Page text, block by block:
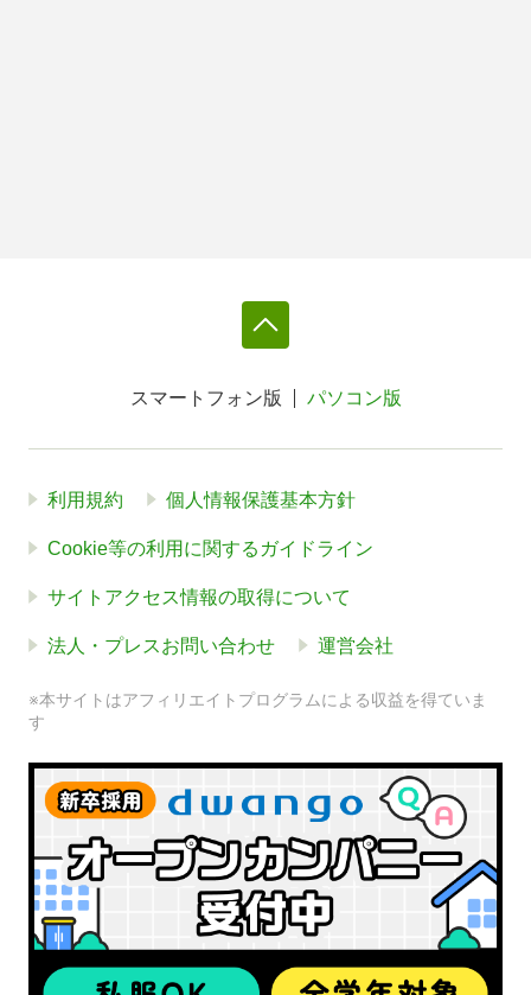
スマートフォン版 パソコン版
利用規約 個人情報保護基本方針
Cookie等の利用に関するガイドライン
サイトアクセス情報の取得について
法人・プレスお問い合わせ 運営会社
※本サイトはアフィリエイトプログラムによる収益を得ていま
す